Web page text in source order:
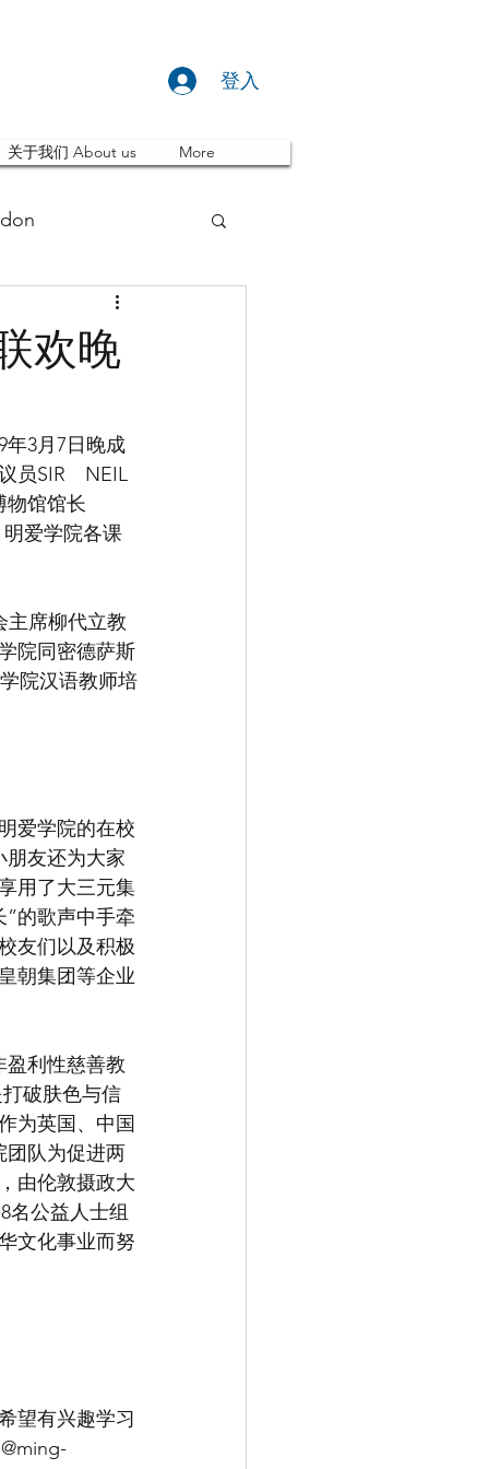
登入
关于我们 About us More
欢晚
员SIR　NEIL
物馆馆长
爱学院各课
主席柳代立教
院同密德萨斯
院汉语教师培
爱学院的在校
朋友还为大家
用了大三元集
的歌声中手牵
友们以及积极
朝集团等企业
盈利性慈善教
破肤色与信
为英国、中国
团队为促进两
由伦敦摄政大
名公益人士组
文化事业而努
望有兴趣学习